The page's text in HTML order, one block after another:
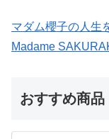
マダム櫻子の人生
Madame
おすすめ商品